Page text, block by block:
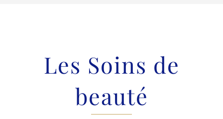
Les Soins de
beauté